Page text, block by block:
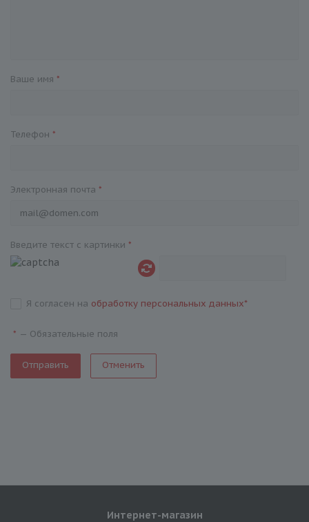
Ваше имя *
Телефон *
Электронная почта *
Введите текст с картинки *
Я согласен на обработку персональных данных*
* — Обязательные поля
Отменить
Интернет-магазин